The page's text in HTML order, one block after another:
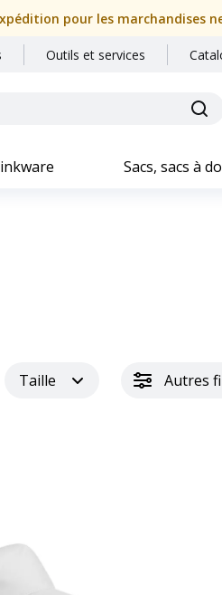
pour les marchandises
Outils et services
Sacs, sacs à
Taille Autres